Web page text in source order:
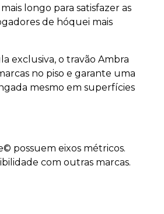
longo para satisfazer as
de hóquei mais
exclusiva, o travão Ambra
no piso e garante uma
mesmo em superfícies
possuem eixos métricos.
com outras marcas.